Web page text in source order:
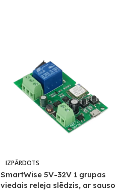
IZPĀRDOTS
SmartWise 5V-32V 1 grupas
viedais releja slēdzis, ar sauso